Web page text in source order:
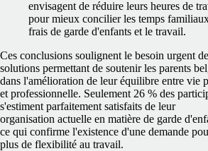
envisagent de réduire leurs heures de
pour mieux concilier les temps
frais de garde d'enfants et le travail.
Ces conclusions soulignent le besoin urgent de
solutions permettant de soutenir les parents
dans l'amélioration de leur équilibre entre vie
et professionnelle. Seulement 26 % des
s'estiment parfaitement satisfaits de leur
organisation actuelle en matière de garde
ce qui confirme l'existence d'une demande
plus de flexibilité au travail.